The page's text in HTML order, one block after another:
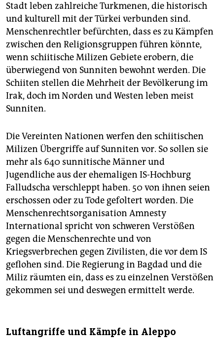
Stadt leben zahlreiche Turkmenen, die historisch
und kulturell mit der Türkei verbunden sind.
Menschenrechtler befürchten, dass es zu Kämpfen
zwischen den Religionsgruppen führen könnte,
wenn schiitische Milizen Gebiete erobern, die
überwiegend von Sunniten bewohnt werden. Die
Schiiten stellen die Mehrheit der Bevölkerung im
Irak, doch im Norden und Westen leben meist
Sunniten.
Die Vereinten Nationen werfen den schiitischen
Milizen Übergriffe auf Sunniten vor. So sollen sie
mehr als 640 sunnitische Männer und
Jugendliche aus der ehemaligen IS-Hochburg
Falludscha verschleppt haben. 50 von ihnen seien
erschossen oder zu Tode gefoltert worden. Die
Menschenrechtsorganisation Amnesty
International spricht von schweren Verstößen
gegen die Menschenrechte und von
Kriegsverbrechen gegen Zivilisten, die vor dem IS
geflohen sind. Die Regierung in Bagdad und die
Miliz räumten ein, dass es zu einzelnen Verstößen
gekommen sei und deswegen ermittelt werde.
Luftangriffe und Kämpfe in Aleppo